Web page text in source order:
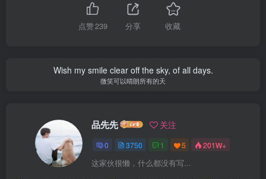
点赞239 分享 收藏
Wish my smile clear off the sky, of all days.
微笑可以晴朗所有的天
品先先 关注
0 3750 1 5 201W+
这家伙很懒，什么都没有写...